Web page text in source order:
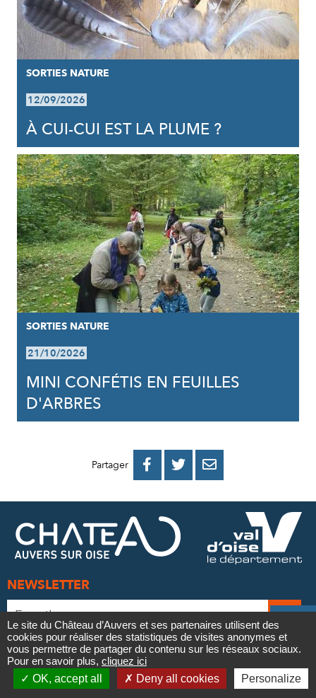
Contact

Newsletter
SORTIES NATURE
12/09/2026
À CUI-CUI EST LA PLUME ?
SORTIES NATURE
21/10/2026
MINI CONFÉTIS EN FEUILLES
D'ARBRES
Partager 
PARTAGER
FACEBOOK
PARTAGER
PARTAGER
MAIL
NEWSLETTER
Adresse
e-
mail
*
Je
à
la
Vos informations sont traitées par le Département
du Val d’Oise, sur la base de votre consentement,
pour votre inscription à la newsletter.
Le site du Château d’Auvers et ses partenaires utilisent des
cookies pour réaliser des statistiques de visites anonymes et
vous permettre de partager du contenu sur les réseaux sociaux.
Pour en savoir plus, cliquez ici
OK, accept all
Deny all cookies Personalize